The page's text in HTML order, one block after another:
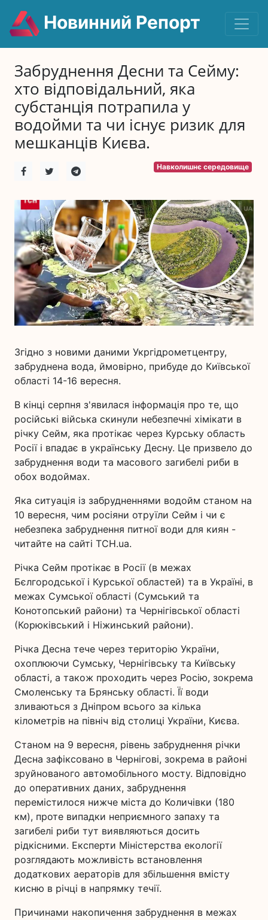
Новинний Репорт
Забруднення Десни та Сейму:
хто відповідальний, яка
субстанція потрапила у
водойми та чи існує ризик для
мешканців Києва.
Навколишнє середовище
Згідно з новими даними Укргідрометцентру,
забруднена вода, ймовірно, прибуде до Київської
області 14-16 вересня.
В кінці серпня з'явилася інформація про те, що
російські війська скинули небезпечні хімікати в
річку Сейм, яка протікає через Курську область
Росії і впадає в українську Десну. Це призвело до
забруднення води та масового загибелі риби в
обох водоймах.
Яка ситуація із забрудненнями водойм станом на
10 вересня, чим росіяни отруїли Сейм і чи є
небезпека забруднення питної води для киян -
читайте на сайті ТСН.ua.
Річка Сейм протікає в Росії (в межах
Бєлгородської і Курської областей) та в Україні, в
межах Сумської області (Сумський та
Конотопський райони) та Чернігівської області
(Корюківський і Ніжинський райони).
Річка Десна тече через територію України,
охоплюючи Сумську, Чернігівську та Київську
області, а також проходить через Росію, зокрема
Смоленську та Брянську області. Її води
зливаються з Дніпром всього за кілька
кілометрів на північ від столиці України, Києва.
Станом на 9 вересня, рівень забруднення річки
Десна зафіксовано в Чернігові, зокрема в районі
зруйнованого автомобільного мосту. Відповідно
до оперативних даних, забруднення
перемістилося нижче міста до Количівки (180
км), проте випадки неприємного запаху та
загибелі риби тут виявляються досить
рідкісними. Експерти Міністерства екології
розглядають можливість встановлення
додаткових аераторів для збільшення вмісту
кисню в річці в напрямку течії.
Причинами накопичення забруднення в межах